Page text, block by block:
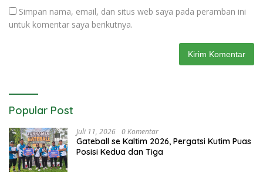
Simpan nama, email, dan situs web saya pada peramban ini
untuk komentar saya berikutnya.
Popular Post
Juli 11, 2026 0 Komentar
Gateball se Kaltim 2026, Pergatsi Kutim Puas
Posisi Kedua dan Tiga